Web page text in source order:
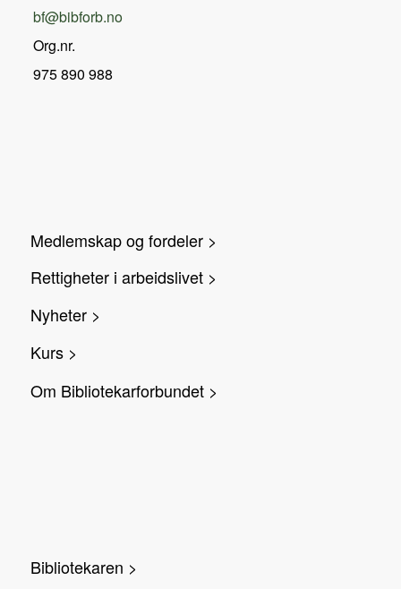
bf@bibforb.no
Org.nr.
975 890 988
Medlemskap og fordeler >
Rettigheter i arbeidslivet >
Nyheter >
Kurs >
Om Bibliotekarforbundet >
Bibliotekaren >